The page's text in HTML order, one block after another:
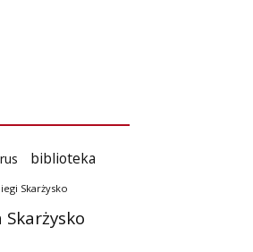
biblioteka
Skarżysko